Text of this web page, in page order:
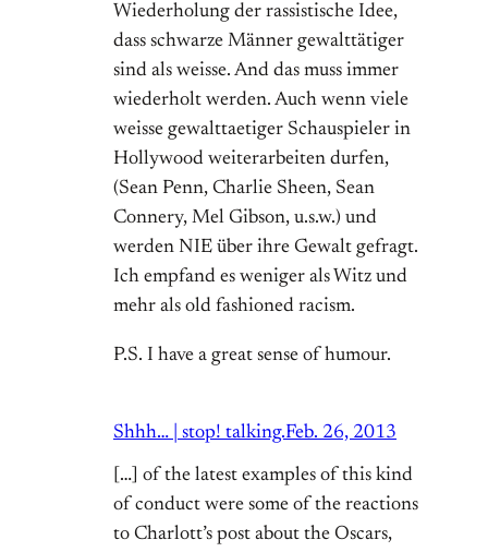
Wiederholung der rassistische Idee,
dass schwarze Männer gewalttätiger
sind als weisse. And das muss immer
wiederholt werden. Auch wenn viele
weisse gewalttaetiger Schauspieler in
Hollywood weiterarbeiten durfen,
(Sean Penn, Charlie Sheen, Sean
Connery, Mel Gibson, u.s.w.) und
werden NIE über ihre Gewalt gefragt.
Ich empfand es weniger als Witz und
mehr als old fashioned racism.
P.S. I have a great sense of humour.
Shhh… | stop! talking.Feb. 26, 2013
[…] of the latest examples of this kind
of conduct were some of the reactions
to Charlott’s post about the Oscars,